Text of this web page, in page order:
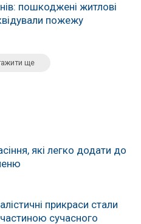
пошкоджені житлові
пожежу
ще
які легко додати до
прикраси стали
сучасного